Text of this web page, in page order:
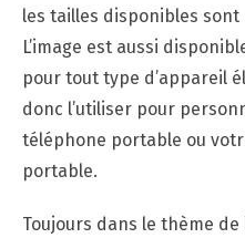
les tailles disponibles sont :
L’image est aussi
pour tout type d’appareil
donc l’utiliser pour
téléphone portable ou
portable.
Toujours dans le thème